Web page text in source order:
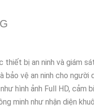
bị an ninh và giám
vệ an ninh cho người
hình ảnh Full HD, cảm
minh như nhận diện